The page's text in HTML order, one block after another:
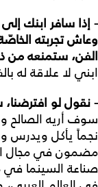
- إذا سافر ابنك
وعاش تجربته
الفن، ستمنعه من
ابني لا علاقة له
- نقول لو
سوف أريه الصالح
نجماً يأكل
مضمون في مجال
صناعة السينما في